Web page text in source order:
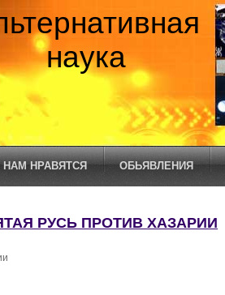
наука
НРАВЯТСЯ ОБЬЯВЛЕНИЯ
РУСЬ ПРОТИВ ХАЗАРИИ